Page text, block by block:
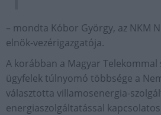
– mondta Kóbor György, az NKM
elnök-vezérigazgatója.
A korábban a Magyar Telekommal
ügyfelek túlnyomó többsége a
választotta villamosenergia-
energiaszolgáltatással